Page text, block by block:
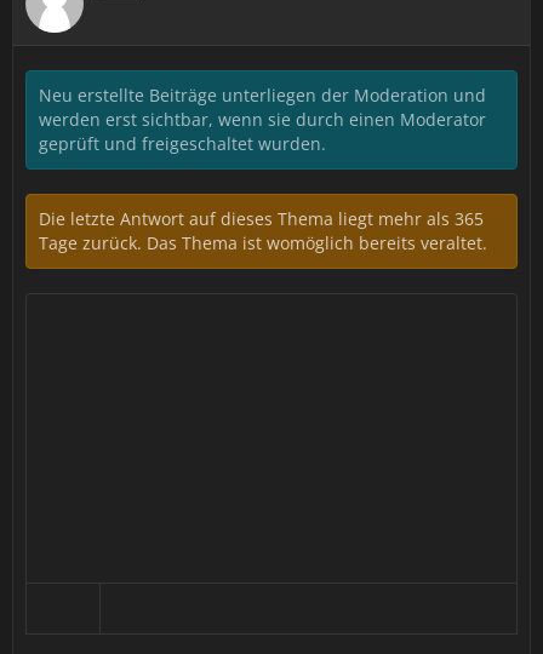
Neu erstellte Beiträge unterliegen der Moderation und
werden erst sichtbar, wenn sie durch einen Moderator
geprüft und freigeschaltet wurden.
Die letzte Antwort auf dieses Thema liegt mehr als 365
Tage zurück. Das Thema ist womöglich bereits veraltet.